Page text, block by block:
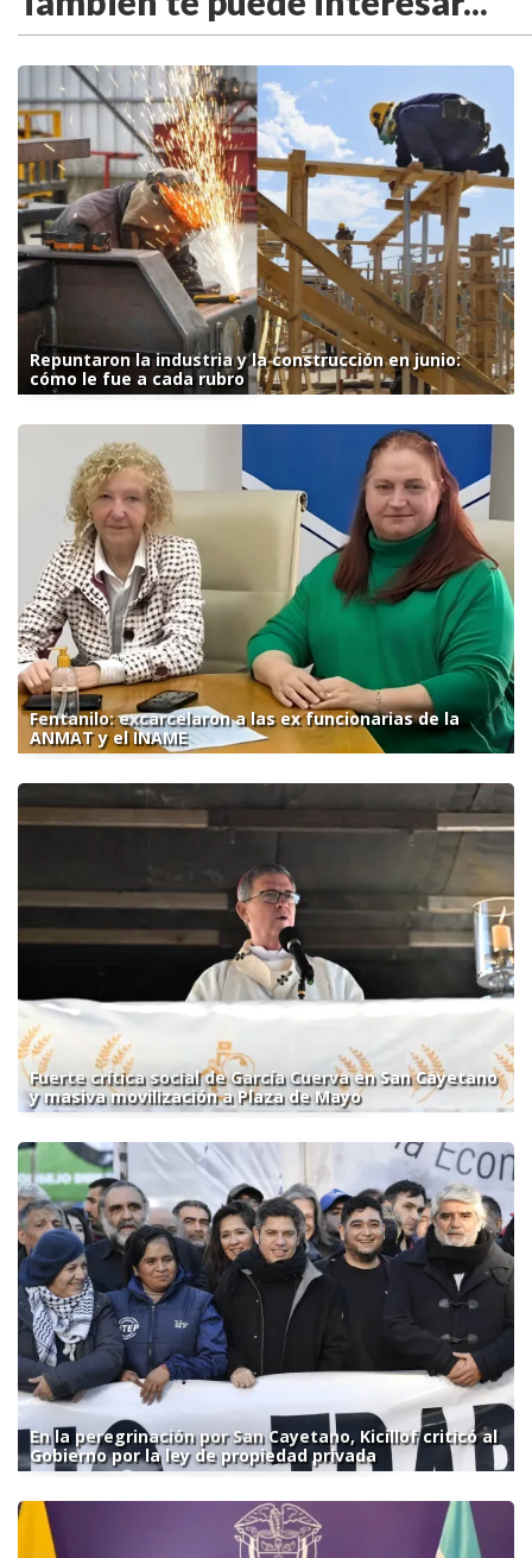
Repuntaron la industria y la construcción en junio:
cómo le fue a cada rubro
Fentanilo: excarcelaron a las ex funcionarias de la
ANMAT y el INAME
Fuerte crítica social de García Cuerva en San Cayetano
y masiva movilización a Plaza de Mayo
En la peregrinación por San Cayetano, Kicillof criticó al
Gobierno por la ley de propiedad privada